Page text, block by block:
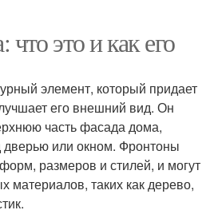
это и как его
элемент, который придает
его внешний вид. Он
часть фасада дома,
дверью или окном. Фронтоны
размеров и стилей, и могут
материалов, таких как дерево,